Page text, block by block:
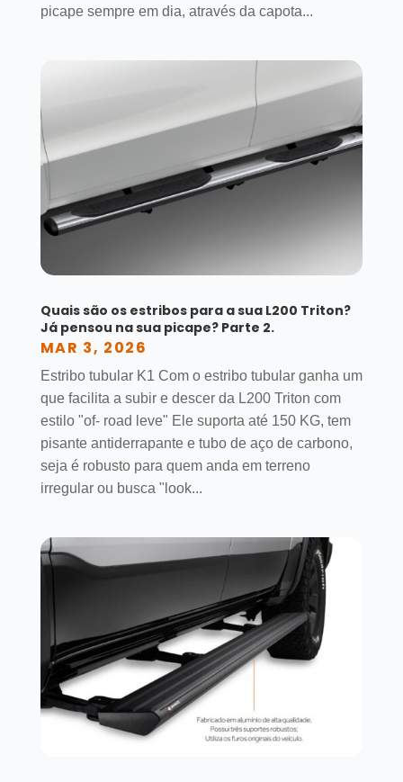
picape sempre em dia, através da capota...
Quais são os estribos para a sua L200 Triton?
Já pensou na sua picape? Parte 2.
MAR 3, 2026
Estribo tubular K1 Com o estribo tubular ganha um
que facilita a subir e descer da L200 Triton com
estilo "of- road leve" Ele suporta até 150 KG, tem
pisante antiderrapante e tubo de aço de carbono,
seja é robusto para quem anda em terreno
irregular ou busca "look...